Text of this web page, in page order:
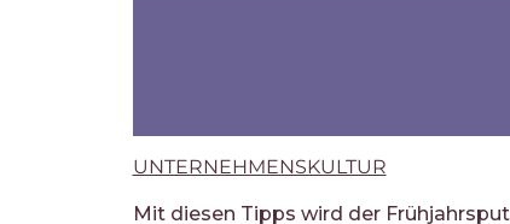
UNTERNEHMENSKULTUR
Mit diesen Tipps wird der